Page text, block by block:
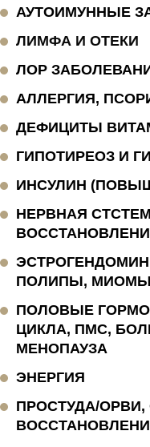
АУТОИМУННЫЕ
ЛИМФА И ОТЕКИ
ЛОР
АЛЛЕРГИЯ,
ДЕФИЦИТЫ
ГИПОТИРЕОЗ И
ИНСУЛИН
НЕРВНАЯ
ПОЛИПЫ,
ПОЛОВЫЕ
ЦИКЛА, ПМС,
МЕНОПАУЗА
ЭНЕРГИЯ
ПРОСТУДА/ОРВИ,